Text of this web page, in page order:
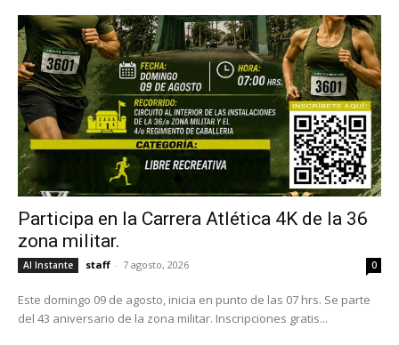
Participa en la Carrera Atlética 4K de la 36
zona militar.
Al Instante staff - 7 agosto, 2026 0
Este domingo 09 de agosto, inicia en punto de las 07 hrs. Se parte
del 43 aniversario de la zona militar. Inscripciones gratis...